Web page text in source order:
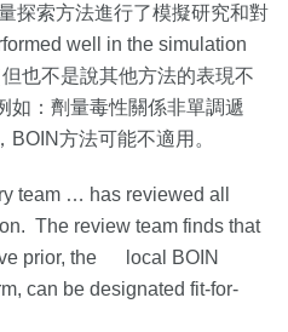
探索方法進行了模擬研究和對
well in the simulation
也不是說其他方法的表現不
如：劑量毒性關係非單調遞
方法可能不適用。
team … has reviewed all
The review team finds that
prior, the local BOIN
can be designated fit-for-